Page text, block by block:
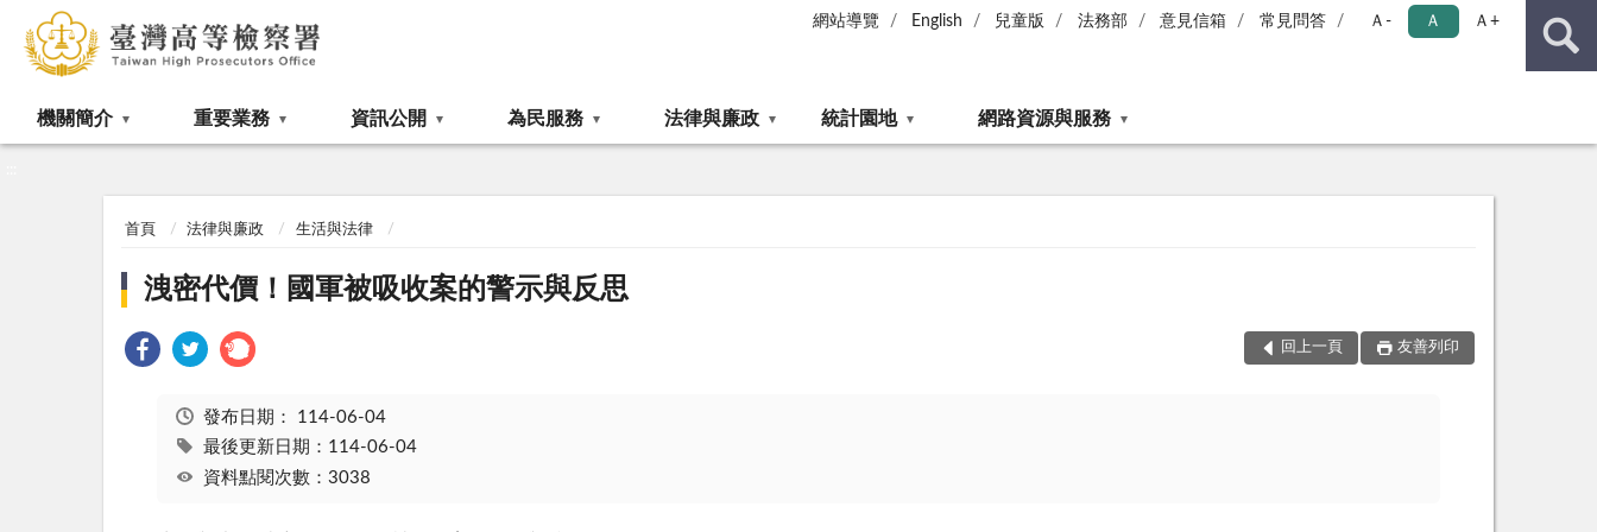
網站導覽 English 兒童版 法務部 意見信箱 常見問答 Ａ- Ａ Ａ+
機關簡介 重要業務 資訊公開 為民服務 法律與廉政 統計園地 網路資源與服務
首頁 法律與廉政 生活與法律
洩密代價！國軍被吸收案的警示與反思
回上一頁 友善列印
發布日期： 114-06-04
最後更新日期：114-06-04
資料點閱次數：3038